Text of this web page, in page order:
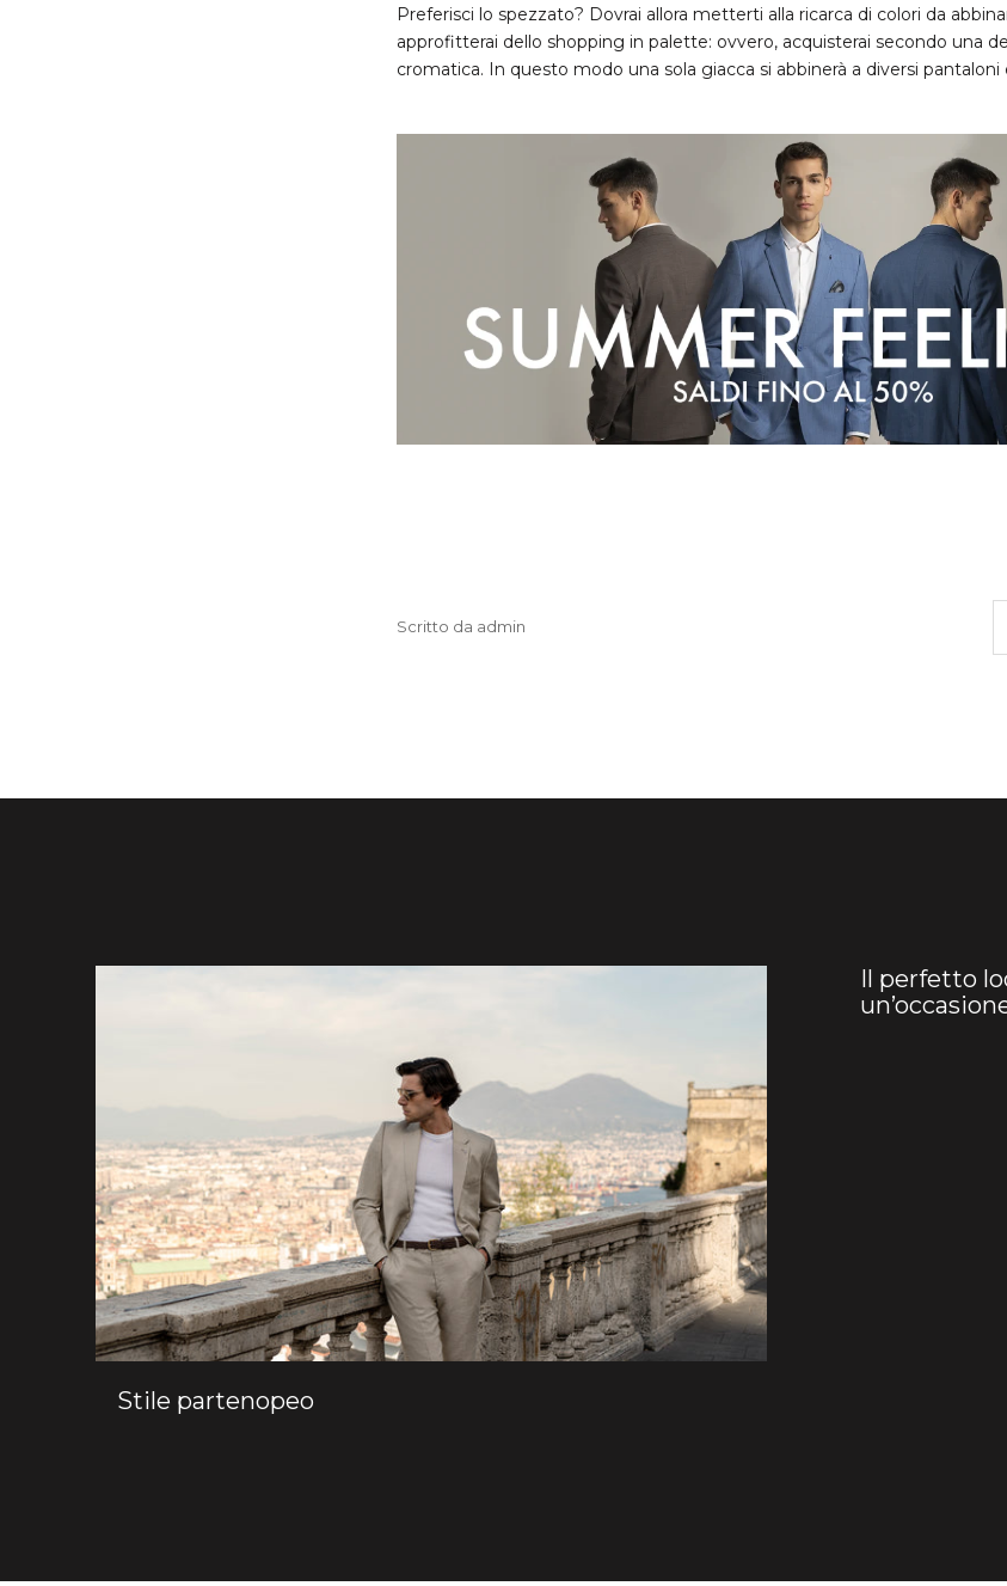
Preferisci lo spezzato? Dovrai allora metterti alla ricarca di colori da
approfitterai dello shopping in palette: ovvero, acquisterai secondo una
cromatica. In questo modo una sola giacca si abbinerà a diversi pantaloni
Scritto da admin
Stile partenopeo
Il perfetto